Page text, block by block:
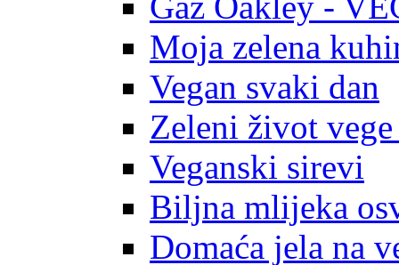
Moja zelena
Vegan svaki dan
Zeleni život vege
Veganski sirevi
Biljna mlijeka
Domaća jela na